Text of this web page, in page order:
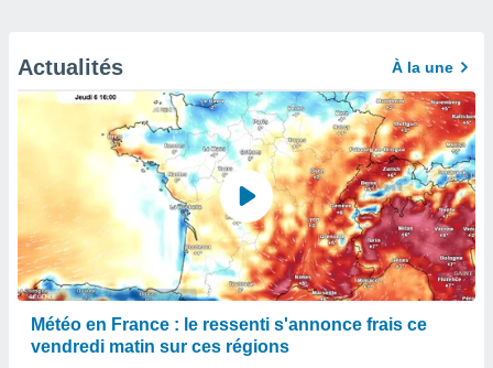
Actualités À la une
Météo en France : le ressenti s'annonce frais ce
vendredi matin sur ces régions